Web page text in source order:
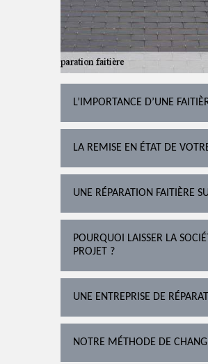
L’IMPORTANCE D’UNE
LA REMISE EN ÉTAT DE
UNE RÉPARATION FAITIÈRE
POURQUOI LAISSER LA
PROJET ?
UNE ENTREPRISE DE
NOTRE MÉTHODE DE